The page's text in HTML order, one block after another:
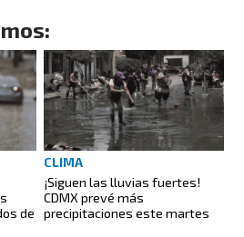
de
CLIMA
¡Siguen las lluvias fuertes!
CDMX prevé más
precipitaciones este martes